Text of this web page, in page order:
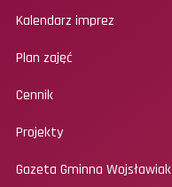
Kalendarz imprez
Plan zajęć
Cennik
Projekty
Gazeta Gminna Wojsławiak